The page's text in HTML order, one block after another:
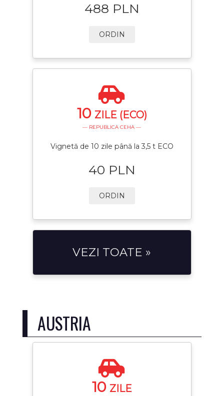
488 PLN
ORDIN
10 ZILE (ECO)
— REPUBLICA CEHA —
Vignetă de 10 zile până la 3,5 t ECO
40 PLN
ORDIN
VEZI TOATE »
AUSTRIA
10 ZILE